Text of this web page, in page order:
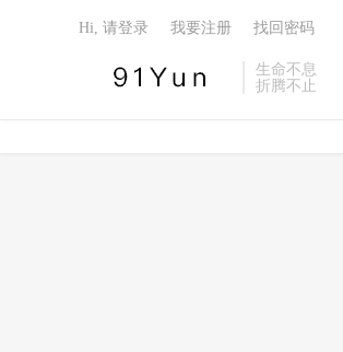
生命不息
折腾不止
Hi, 请登录 我要注册 找回密码